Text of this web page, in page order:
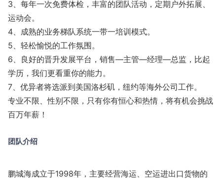
3、每年一次免费体检，丰富的团队活动，定期户外拓展、
运动会。
4、成熟的业务梯队系统一带一培训模式。
5、轻松愉悦的工作氛围。
6、良好的晋升发展平台，销售—主管—经理—总监，比起
学历，我们更看重你的能力。
7、优异者将选派到美国洛杉矶，纽约等海外公司工作。
专业不限、性别不限，只有你有恒心和热情，将有机会挑战
百万年薪！
团队介绍
鹏城海成立于1998年，主要经营海运、空运进出口货物的